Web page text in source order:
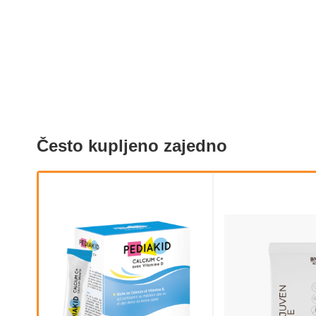
Često kupljeno zajedno